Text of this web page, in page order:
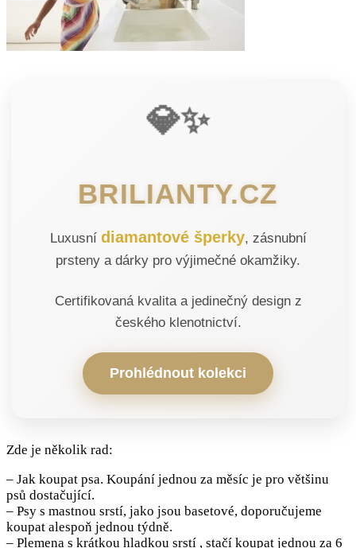
💎✨
BRILIANTY.CZ
Luxusní diamantové šperky, zásnubní
prsteny a dárky pro výjimečné okamžiky.
Certifikovaná kvalita a jedinečný design z
českého klenotnictví.
Prohlédnout kolekci
Zde je několik rad:
– Jak koupat psa. Koupání jednou za měsíc je pro většinu
psů dostačující.
– Psy s mastnou srstí, jako jsou basetové, doporučujeme
koupat alespoň jednou týdně.
– Plemena s krátkou hladkou srstí , stačí koupat jednou za 6